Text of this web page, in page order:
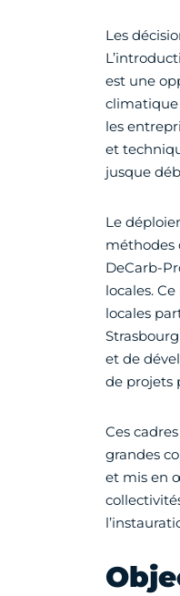
Les
est une
climatique
les
et
jusque
Le
méthodes
DeCarb-
locales.
locales
et de
de projets
Ces
grandes
et mis en